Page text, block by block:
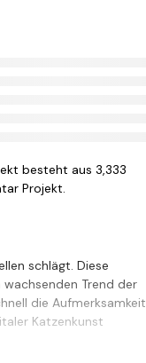
besteht aus 3,333
Projekt.
schlägt. Diese
Trend der
die Aufmerksamkeit
Katzenkunst